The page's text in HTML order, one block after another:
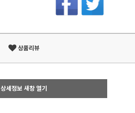
상품리뷰
상세정보 새창 열기